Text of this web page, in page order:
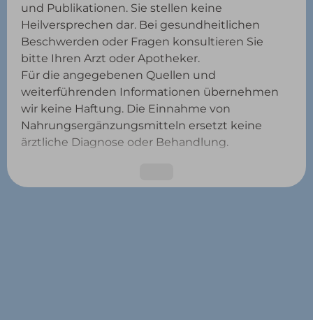
und Publikationen. Sie stellen keine
Heilversprechen dar. Bei gesundheitlichen
Beschwerden oder Fragen konsultieren Sie
bitte Ihren Arzt oder Apotheker.
Für die angegebenen Quellen und
weiterführenden Informationen übernehmen
wir keine Haftung. Die Einnahme von
Nahrungsergänzungsmitteln ersetzt keine
ärztliche Diagnose oder Behandlung.